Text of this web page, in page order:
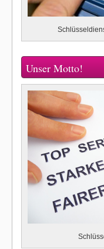
Unser Motto!